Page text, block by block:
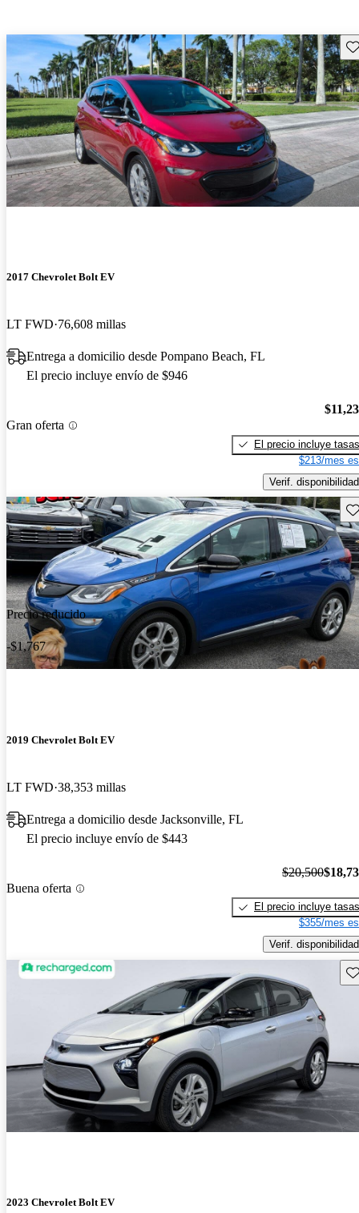
2017 Chevrolet Bolt EV
LT FWD 76,608 millas
Entrega a domicilio desde Pompano Beach, FL
El precio incluye envío de $946
Gran oferta
El precio incluye tasas
$213/mes
Verif. disponibilidad
Precio reducido
-$1,767
2019 Chevrolet Bolt EV
LT FWD 38,353 millas
Entrega a domicilio desde Jacksonville, FL
El precio incluye envío de $443
Buena oferta
$20,500
El precio incluye tasas
$355/mes
Verif. disponibilidad
2023 Chevrolet Bolt EV